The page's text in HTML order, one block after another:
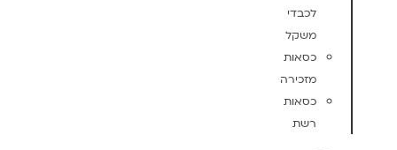
לכבדי
משקל
כסאות
מזכירה
כסאות
רשת